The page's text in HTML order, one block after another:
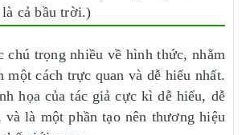
cả bầu trời.)
chú trọng nhiều về hình thức, nhằm
một cách trực quan và dễ hiểu nhất.
họa của tác giả cực kì dễ hiểu, dễ
và là một phần tạo nên thương hiệu